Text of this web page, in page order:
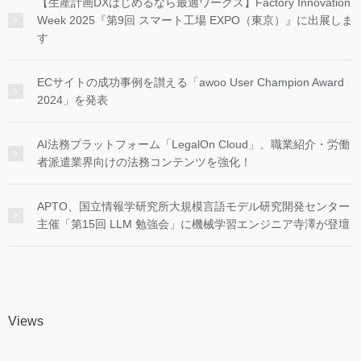
Week 2025『第9回 スマート工場 EXPO（東京）』に出展しま
す
ECサイトの成功事例を讃える「awoo User Champion Award
2024」を発表
AI法務プラットフォーム「LegalOn Cloud」、職業紹介・労働
者派遣業界向けの法務コンテンツを強化！
APTO、国立情報学研究所大規模言語モデル研究開発センター
主催「第15回 LLM 勉強会」に機械学習エンジニア寺澤が登壇
Views